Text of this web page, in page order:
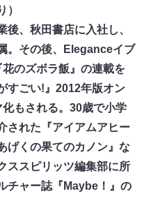
）
、秋田書店に入社し、
。その後、Eleganceイブ
のズボラ飯』の連載を
すごい!』2012年版オン
もされる。30歳で小学
された『アイアムアヒー
げくの果てのカノン』な
ススピリッツ編集部に所
チャー誌『Maybe！』の